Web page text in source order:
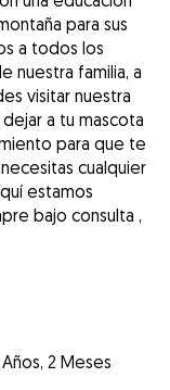
para sus
a todos los
nuestra familia, a
visitar nuestra
a tu mascota
para que te
cualquier
estamos
bajo consulta ,
2 Meses